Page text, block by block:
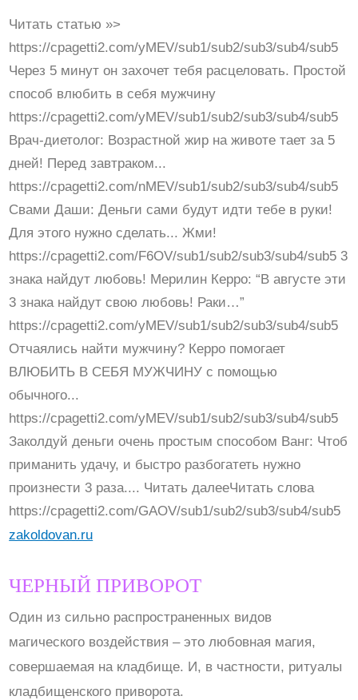
Читать статью »>
https://cpagetti2.com/yMEV/sub1/sub2/sub3/sub4/sub5
Через 5 минут он захочет тебя расцеловать. Простой
способ влюбить в себя мужчину
https://cpagetti2.com/yMEV/sub1/sub2/sub3/sub4/sub5
Врач-диетолог: Возрастной жир на животе тает за 5
дней! Перед завтраком...
https://cpagetti2.com/nMEV/sub1/sub2/sub3/sub4/sub5
Свами Даши: Деньги сами будут идти тебе в руки!
Для этого нужно сделать... Жми!
https://cpagetti2.com/F6OV/sub1/sub2/sub3/sub4/sub5 3
знака найдут любовь! Мерилин Керро: “В августе эти
3 знака найдут свою любовь! Раки…”
https://cpagetti2.com/yMEV/sub1/sub2/sub3/sub4/sub5
Отчаялись найти мужчину? Керро помогает
ВЛЮБИТЬ В СЕБЯ МУЖЧИНУ с помощью
обычного...
https://cpagetti2.com/yMEV/sub1/sub2/sub3/sub4/sub5
Заколдуй деньги очень простым способом Ванг: Чтоб
приманить удачу, и быстро разбогатеть нужно
произнести 3 раза.... Читать далееЧитать слова
https://cpagetti2.com/GAOV/sub1/sub2/sub3/sub4/sub5
zakoldovan.ru
ЧЕРНЫЙ ПРИВОРОТ
Один из сильно распространенных видов
магического воздействия – это любовная магия,
совершаемая на кладбище. И, в частности, ритуалы
кладбищенского приворота.